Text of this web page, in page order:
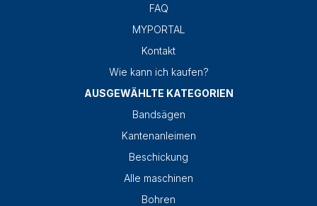
FAQ
MYPORTAL
Kontakt
Wie kann ich kaufen?
AUSGEWÄHLTE KATEGORIEN
Bandsägen
Kantenanleimen
Beschickung
Alle maschinen
Bohren